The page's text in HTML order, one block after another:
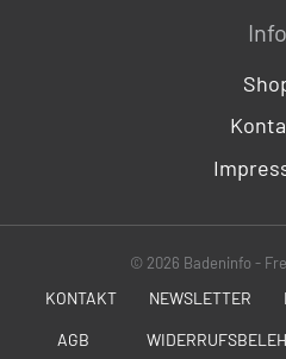
Info
© 2026 Badeninfo -
KONTAKT NEWSLETTER
AGB